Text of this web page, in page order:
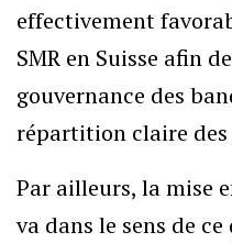
effectivement
SMR en Suisse afin
gouvernance des
répartition claire
Par ailleurs, la mise
va dans le sens de